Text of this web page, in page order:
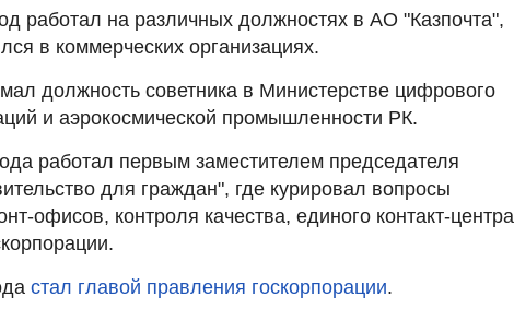
работал на различных должностях в АО "Казпочта",
в коммерческих организациях.
должность советника в Министерстве цифрового
и аэрокосмической промышленности РК.
работал первым заместителем председателя
для граждан", где курировал вопросы
офисов, контроля качества, единого контакт-центра
стал главой правления госкорпорации.